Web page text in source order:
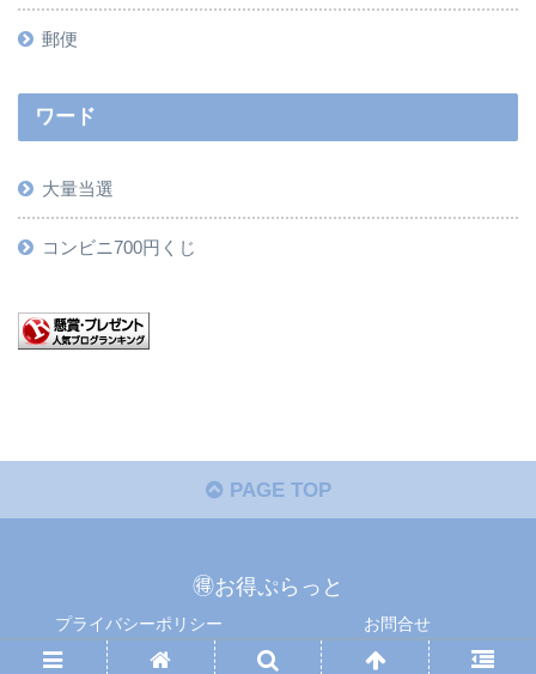
郵便
ワード
大量当選
コンビニ700円くじ
PAGE TOP
🉐お得ぷらっと
プライバシーポリシー お問合せ
Copyright © 懸賞ぷらっと All Rights Reserved.